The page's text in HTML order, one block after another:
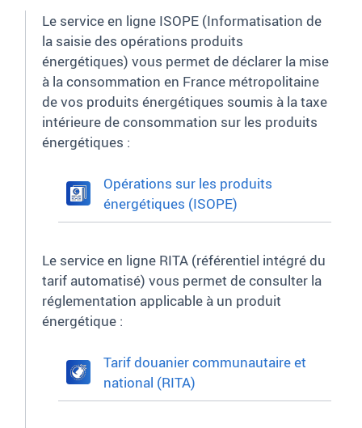
Le service en ligne ISOPE (Informatisation de
la saisie des opérations produits
énergétiques) vous permet de déclarer la mise
à la consommation en France métropolitaine
de vos produits énergétiques soumis à la taxe
intérieure de consommation sur les produits
énergétiques :
Opérations sur les produits
énergétiques (ISOPE)
Le service en ligne RITA (référentiel intégré du
tarif automatisé) vous permet de consulter la
réglementation applicable à un produit
énergétique :
Tarif douanier communautaire et
national (RITA)